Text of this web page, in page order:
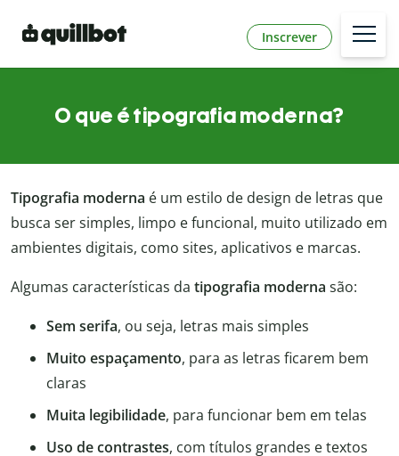
Inscrever
O que é tipografia moderna?
Tipografia moderna é um estilo de design de letras que
busca ser simples, limpo e funcional, muito utilizado em
ambientes digitais, como sites, aplicativos e marcas.
Algumas características da tipografia moderna são:
Sem serifa, ou seja, letras mais simples
Muito espaçamento, para as letras ficarem bem
claras
Muita legibilidade, para funcionar bem em telas
Uso de contrastes, com títulos grandes e textos